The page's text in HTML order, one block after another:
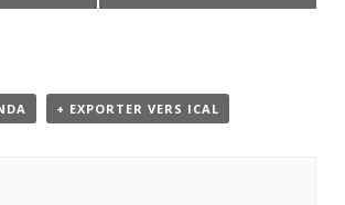
+ EXPORTER VERS ICAL